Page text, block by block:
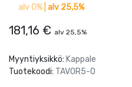
alv 0%| alv 25,5%
181,16 € alv 25,5%
Myyntiyksikkö: Kappale
Tuotekoodi: TAVOR5-O